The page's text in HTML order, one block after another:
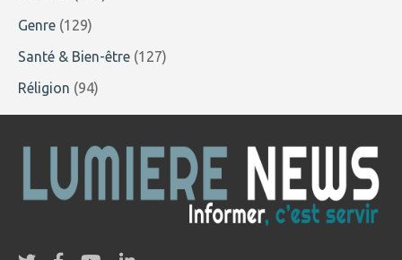
Genre (129)
Santé & Bien-être (127)
Réligion (94)